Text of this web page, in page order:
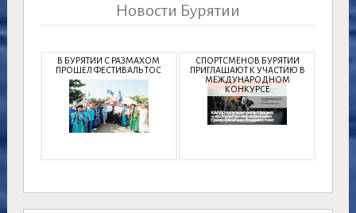
Новости Бурятии
В БУРЯТИИ С РАЗМАХОМ
ПРОШЕЛ ФЕСТИВАЛЬ ТОС
СПОРТСМЕНОВ БУРЯТИИ
ПРИГЛАШАЮТ К УЧАСТИЮ В
МЕЖДУНАРОДНОМ
КОНКУРСЕ